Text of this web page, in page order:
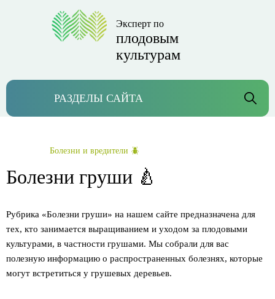
Эксперт по
плодовым
культурам
РАЗДЕЛЫ САЙТА
Болезни и вредители 🪲
Болезни груши 🍐
Рубрика «Болезни груши» на нашем сайте предназначена для
тех, кто занимается выращиванием и уходом за плодовыми
культурами, в частности грушами. Мы собрали для вас
полезную информацию о распространенных болезнях, которые
могут встретиться у грушевых деревьев.